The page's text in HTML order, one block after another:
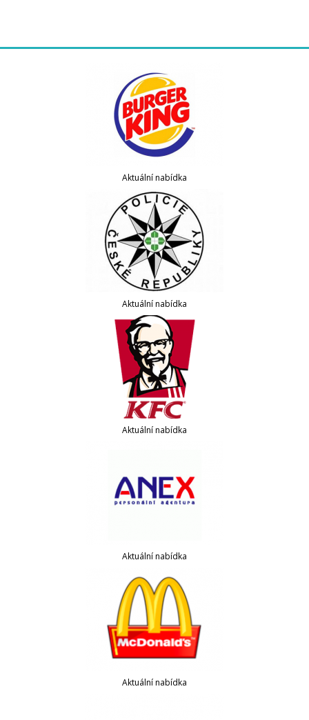
Aktuální nabídka
Aktuální nabídka
Aktuální nabídka
Aktuální nabídka
Aktuální nabídka